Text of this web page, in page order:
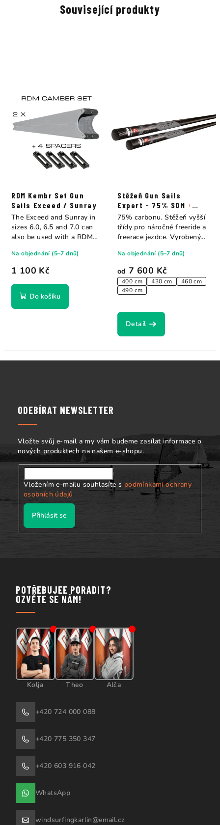
Související produkty
RDM Kembr Set Gun
Sails Exceed / Sunray
1 100 Kč
Na objednání (5–7 dnů)
Do košíku
The Exceed and Sunray in
sizes 6.0, 6.5 and 7.0 can
also be used with a RDM
Stěžeň Gun Sails
Expert - 75% SDM+
Obal na stěžeň
od 7 600 Kč
400 cm 430 cm
460 cm
490 cm
Na objednání (5–7 dnů)
Detail
75% carbonu. Stěžeň vyšší
třídy pro náročné freeride a
freerace jezdce. Vyrobený...
ODEBÍRAT NEWSLETTER
Vložte svůj e-mail a my vám budeme zasílat informace o
nových produktech na našem e-shopu.
Vložením e-mailu souhlasíte s podmínkami ochrany
osobních údajů
Přihlásit se
POTŘEBUJEE PORADIT?
OZVĚTE SE NÁM!
Kolja Theo Alča
+420 724 000 088
+420 775 350 347
+420 603 916 042
WhatsApp
windsurfingkarlin@email.cz